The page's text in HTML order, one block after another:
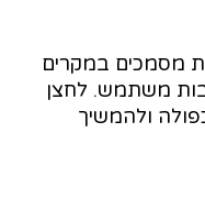
מסמכים במקרים
משתמש. לחצן
ולהמשיך